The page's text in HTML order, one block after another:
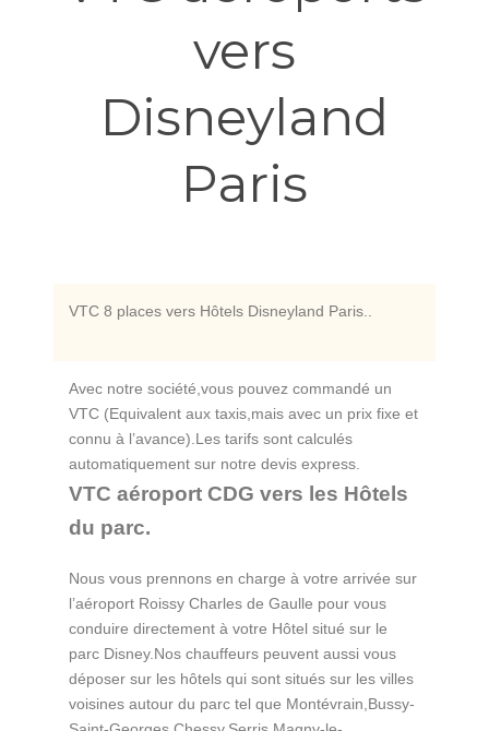
vers
Disneyland
Paris
VTC 8 places vers Hôtels Disneyland Paris..
Avec notre société,vous pouvez commandé un
VTC (Equivalent aux taxis,mais avec un prix fixe et
connu à l’avance).Les tarifs sont calculés
automatiquement sur notre devis express.
VTC aéroport CDG vers les Hôtels
du parc.
Nous vous prennons en charge à votre arrivée sur
l’aéroport Roissy Charles de Gaulle pour vous
conduire directement à votre Hôtel situé sur le
parc Disney.Nos chauffeurs peuvent aussi vous
déposer sur les hôtels qui sont situés sur les villes
voisines autour du parc tel que Montévrain,Bussy-